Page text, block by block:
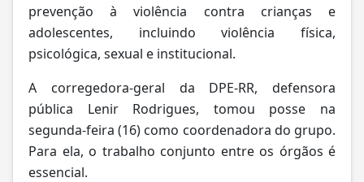
prevenção à violência contra crianças e
adolescentes, incluindo violência física,
psicológica, sexual e institucional.
A corregedora-geral da DPE-RR, defensora
pública Lenir Rodrigues, tomou posse na
segunda-feira (16) como coordenadora do grupo.
Para ela, o trabalho conjunto entre os órgãos é
essencial.